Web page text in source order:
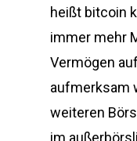
heißt bitcoin
immer mehr
Vermögen
aufmerksam
weiteren
im